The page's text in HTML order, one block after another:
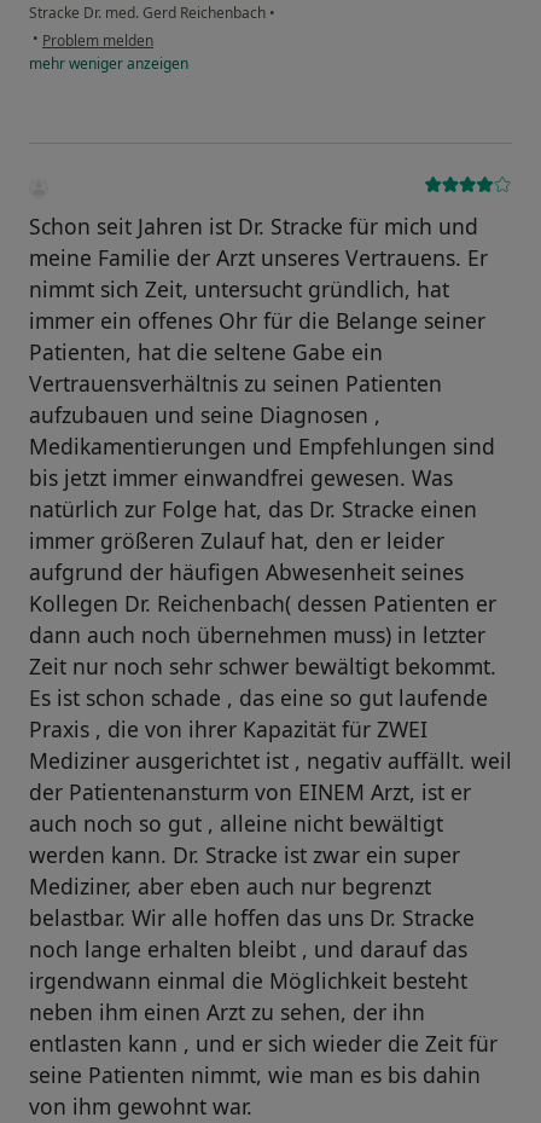
Stracke Dr. med. Gerd Reichenbach •
• Problem melden
mehrwenigeranzeigen
Schon seit Jahren ist Dr. Stracke für mich und
meine Familie der Arzt unseres Vertrauens. Er
nimmt sich Zeit, untersucht gründlich, hat
immer ein offenes Ohr für die Belange seiner
Patienten, hat die seltene Gabe ein
Vertrauensverhältnis zu seinen Patienten
aufzubauen und seine Diagnosen ,
Medikamentierungen und Empfehlungen sind
bis jetzt immer einwandfrei gewesen. Was
natürlich zur Folge hat, das Dr. Stracke einen
immer größeren Zulauf hat, den er leider
aufgrund der häufigen Abwesenheit seines
Kollegen Dr. Reichenbach( dessen Patienten er
dann auch noch übernehmen muss) in letzter
Zeit nur noch sehr schwer bewältigt bekommt.
Es ist schon schade , das eine so gut laufende
Praxis , die von ihrer Kapazität für ZWEI
Mediziner ausgerichtet ist , negativ auffällt. weil
der Patientenansturm von EINEM Arzt, ist er
auch noch so gut , alleine nicht bewältigt
werden kann. Dr. Stracke ist zwar ein super
Mediziner, aber eben auch nur begrenzt
belastbar. Wir alle hoffen das uns Dr. Stracke
noch lange erhalten bleibt , und darauf das
irgendwann einmal die Möglichkeit besteht
neben ihm einen Arzt zu sehen, der ihn
entlasten kann , und er sich wieder die Zeit für
seine Patienten nimmt, wie man es bis dahin
von ihm gewohnt war.